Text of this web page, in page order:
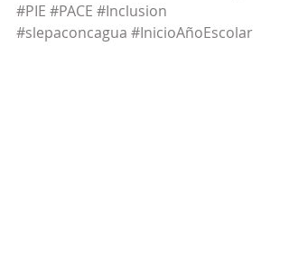
#PIE #PACE #Inclusion
#slepaconcagua #InicioAñoEscolar